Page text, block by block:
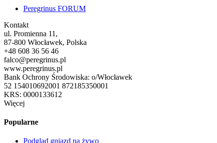
Peregrinus FORUM
Kontakt
ul. Promienna 11,
87-800 Włocławek, Polska
+48 608 36 56 46
falco@peregrinus.pl
www.peregrinus.pl
Bank Ochrony Środowiska: o/Włocławek
52 154010692001 872185350001
KRS: 0000133612
Więcej
Popularne
Podgląd gniazd na żywo